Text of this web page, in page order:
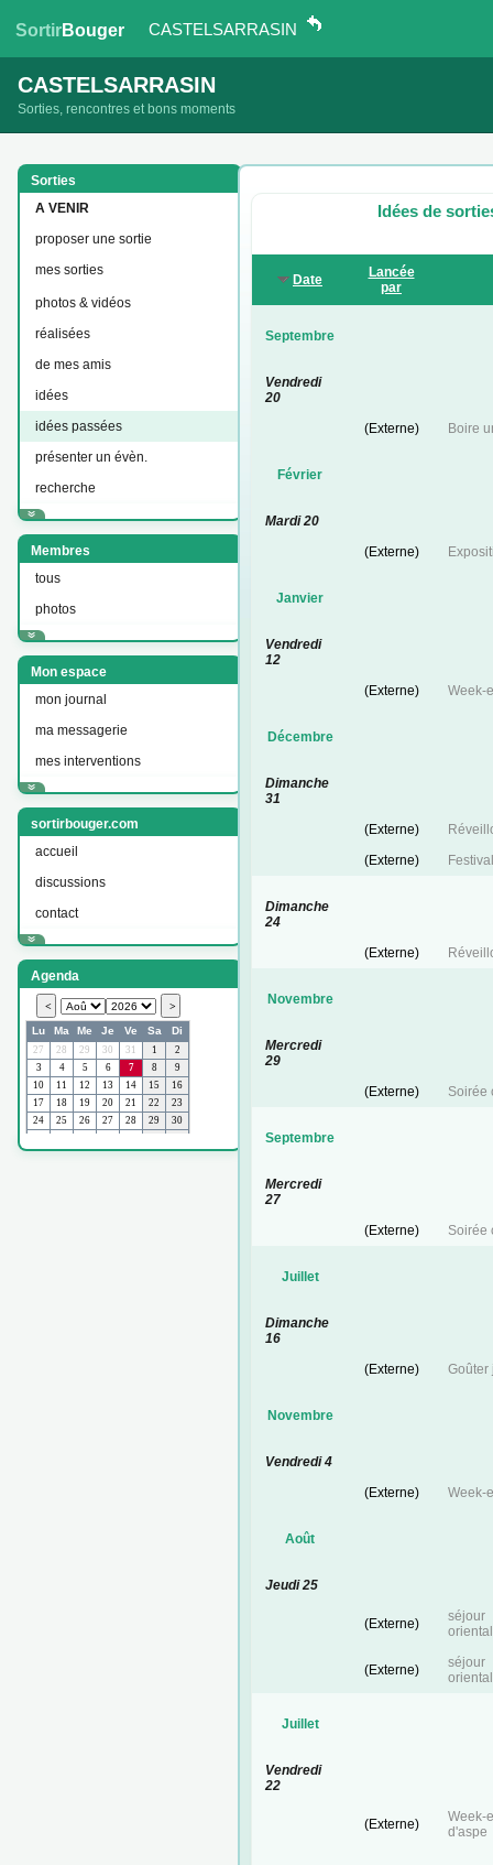
SortirBouger CASTELSARRASIN
CASTELSARRASIN
Sorties, rencontres et bons moments
Sorties
A VENIR
proposer une sortie
mes sorties
photos & vidéos
réalisées
de mes amis
idées
idées passées
présenter un évèn.
recherche
Membres
tous
photos
Mon espace
mon journal
ma messagerie
mes interventions
sortirbouger.com
accueil
discussions
contact
Agenda
Idées de
Date
Lancée
par
Septembre
Vendredi
20
(Externe)
Boire
Février
Mardi 20
(Externe)
Janvier
Vendredi
12
(Externe)
Week-
Décembre
Dimanche
31
(Externe)
(Externe)
Dimanche
24
(Externe)
Novembre
Mercredi
29
(Externe)
Soirée
Septembre
Mercredi
27
(Externe)
Soirée
Juillet
Dimanche
16
(Externe)
Goûter
Novembre
Vendredi 4
(Externe)
Week-
Août
Jeudi 25
(Externe)
(Externe)
Juillet
Vendredi
22
(Externe)
Week-
d'aspe